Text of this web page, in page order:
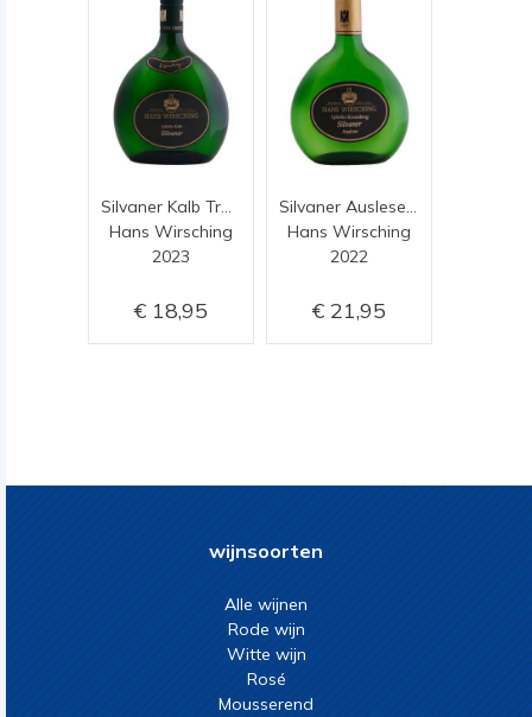
Hans Wirsching
2023
18,95
Hans Wirsching
2022
21,95
wijnsoorten
Alle wijnen
Rode wijn
Witte wijn
Rosé
Mousserend